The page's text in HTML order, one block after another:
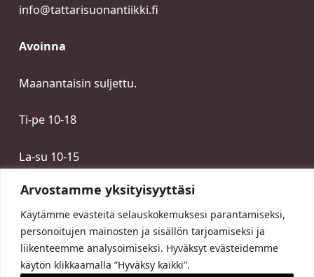
Arvostamme yksityisyyttäsi
Käytämme evästeitä selauskokemuksesi parantamiseksi,
personoitujen mainosten ja sisällön tarjoamiseksi ja
liikenteemme analysoimiseksi. Hyväksyt evästeidemme
käytön klikkaamalla ”Hyväksy kaikki”.
info@tattarisuonantiikki.fi
Avoinna
Maanantaisin suljettu.
Ti-pe 10-18
La-su 10-15